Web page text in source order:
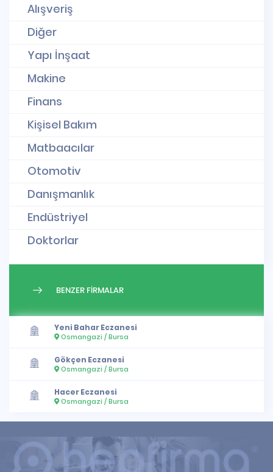
Alışveriş
Diğer
Yapı İnşaat
Makine
Finans
Kişisel Bakım
Matbaacılar
Otomotiv
Danışmanlık
Endüstriyel
Doktorlar
BENZER FİRMALAR
Yeni Bahar Eczanesi
Osmangazi / Bursa
Gökçen Eczanesi
Osmangazi / Bursa
Hacer Eczanesi
Osmangazi / Bursa